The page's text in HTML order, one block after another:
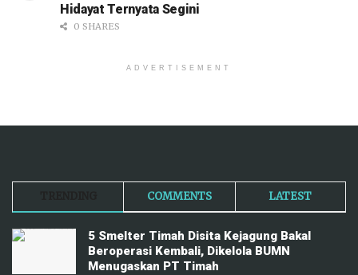
Hidayat Ternyata Segini
0 SHARES
ADVERTISEMENT
COMMENTS LATEST
5 Smelter Timah Disita Kejagung Bakal
Beroperasi Kembali, Dikelola BUMN
Menugaskan PT Timah